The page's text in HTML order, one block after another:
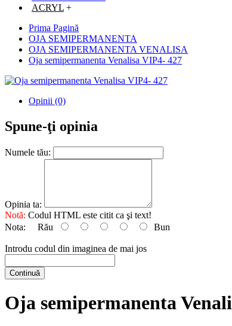
ACRYL +
Prima Pagină
OJA SEMIPERMANENTA
OJA SEMIPERMANENTA VENALISA
Oja semipermanenta Venalisa VIP4- 427
Opinii (0)
Spune-ţi opinia
Numele tău:
Opinia ta:
Notă: Codul HTML este citit ca şi text!
Nota: Rău Bun
Introdu codul din imaginea de mai jos
Continuă
Oja semipermanenta